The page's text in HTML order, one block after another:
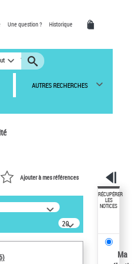
Une question ? Historique
AUTRES RECHERCHES
Ajouter à mes références
20
résultats/page
RÉCUPÉRER
LES
NOTICES
Ma